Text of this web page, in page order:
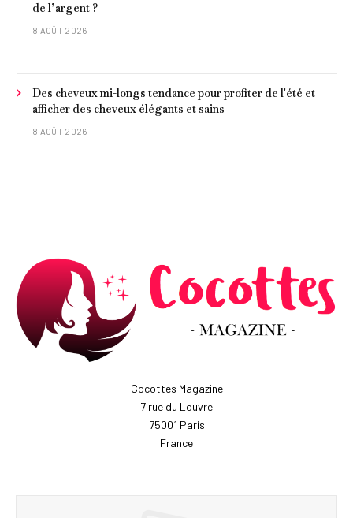
de l’argent ?
8 AOÛT 2026
Des cheveux mi-longs tendance pour profiter de l'été et
afficher des cheveux élégants et sains
8 AOÛT 2026
Cocottes Magazine
7 rue du Louvre
75001 Paris
France